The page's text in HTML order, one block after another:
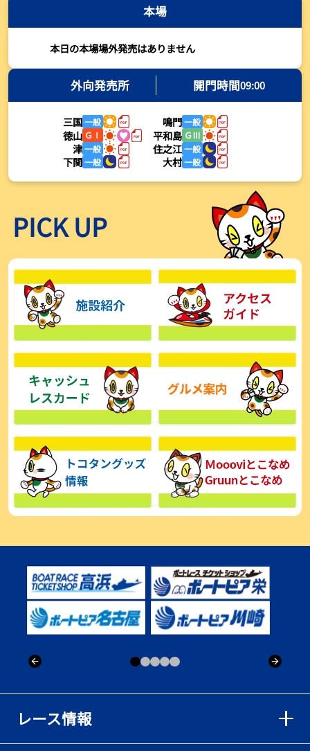
【とこなめボート・岩瀬仁紀さんコラム】最後は塚越海斗に注目、
【ボートレース】荒木颯斗が地元勢でただ１人優出果たす「地元で
初優勝したい」／常滑 - 日刊スポーツ
2026年08月03日
【ボートレース】４枠で優出の塚越海斗が強気節「攻めていくレー
スをします」／常滑 - 日刊スポーツ
2026年08月03日
【ボートレース】広瀬凜が接戦制して２着で優出「出足、回り足は
【とこなめボート】塚越海斗が優勝戦で脅威の伸びを披露する「合
ったときの伸びは自分が一番」
2026年08月03日
【とこなめボート】広瀬凜は準優で見つかった課題の克服へ「結果
的に１着を取れればいい」
2026年08月03日
【とこなめボート】西丸敦基が未勝利では終われない「最終日頑張
る」
2026年08月03日
【とこなめボート ルーキーシリーズ】広瀬凜 6位で予選突破「勝負
2026年08月02日
【とこなめボート 日野未来コラム とこなめミライ予想図】トコタン
お誕生日おめでとう！
2026年08月02日
んでもらったし、恩返しをしたいです」～とこなめルーキーＳ
【常滑ボート・ルーキーＳ】荒木颯斗 予選９位でセミファイナル進
出「そろそろ優勝したい」
2026年08月02日
回りは良くなった」／常滑 - 日刊スポーツ
【ボートレース】島川海輝が逃げ切って準優勝負駆け成功、準優は
伸び意識の調整で／常滑 - 日刊スポーツ
本場
本日の本場場外発売はありません
外向発売所 開門時間09:00
三国一般 鳴門一般
徳山 ＧⅠ 平和島 ＧⅢ
津一般 住之江一般
下関一般 大村一般
PICK UP
レース情報